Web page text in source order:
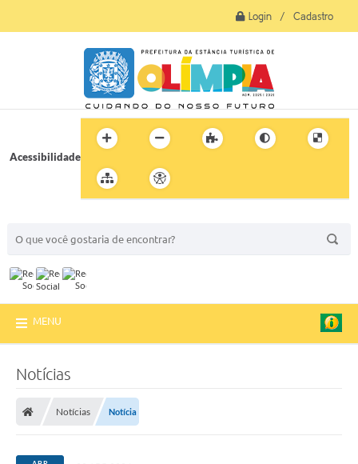
Login / Cadastro
Acessibilidade
MENU
Notícias
Notícias Notícia